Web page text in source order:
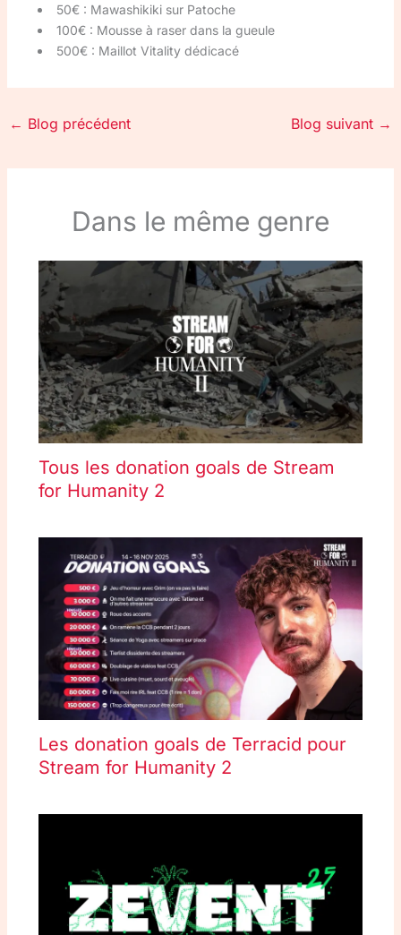
50€ : Mawashikiki sur Patoche
100€ : Mousse à raser dans la gueule
500€ : Maillot Vitality dédicacé
← Blog précédent Blog suivant →
Dans le même genre
Tous les donation goals de Stream
for Humanity 2
Les donation goals de Terracid pour
Stream for Humanity 2